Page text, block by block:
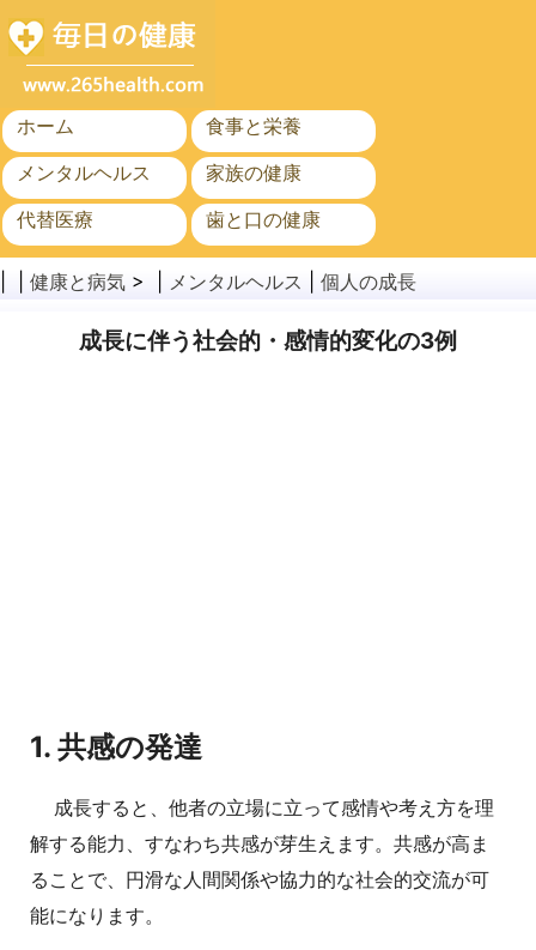
ホーム
食事と栄養
メンタルヘルス
家族の健康
代替医療
歯と口の健康
がん
健康と病気 > | メンタルヘルス 個人の成長
成長に伴う社会的・感情的変化の3例
1. 共感の発達
成長すると、他者の立場に立って感情や考え方を理
解する能力、すなわち共感が芽生えます。共感が高ま
ることで、円滑な人間関係や協力的な社会的交流が可
能になります。